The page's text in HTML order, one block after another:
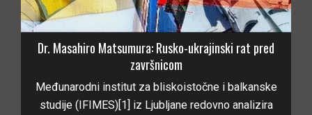
Dr. Masahiro Matsumura: Rusko-ukrajinski rat pred
završnicom
Međunarodni institut za bliskoistočne i balkanske
studije (IFIMES)[1] iz Ljubljane redovno analizira